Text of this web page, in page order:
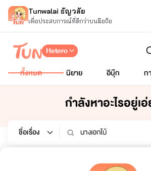
Tunwalai ธัญวลัย
เพื่อประสบการณ์ที่ดีกว่าบนมือถือ
Hetero
ทั้งหมด
นิยาย อีบุ๊ก ก
กำลังหาอะไรอยู่เ
อีบุ๊ก